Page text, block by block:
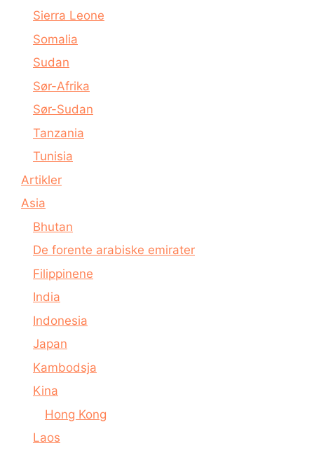
Sierra Leone
Somalia
Sudan
Sør-Afrika
Sør-Sudan
Tanzania
Tunisia
Artikler
Asia
Bhutan
De forente arabiske emirater
Filippinene
India
Indonesia
Japan
Kambodsja
Kina
Hong Kong
Laos